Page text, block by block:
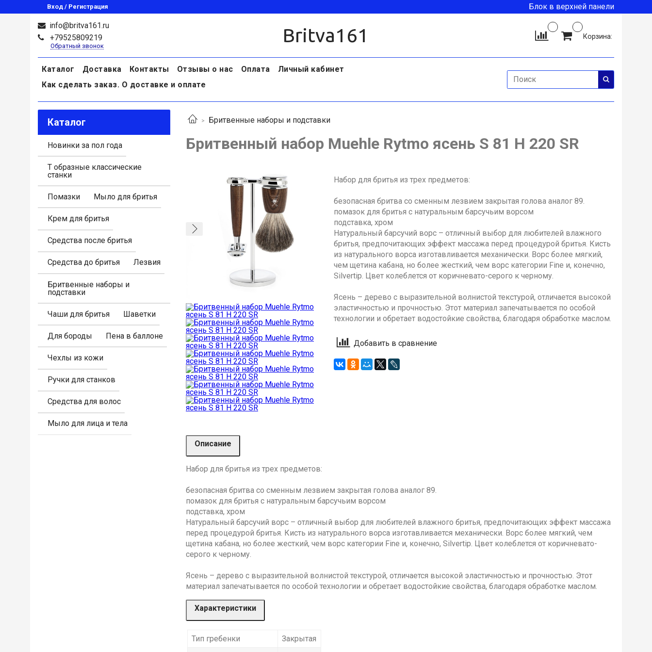
Вход / Регистрация Блок в верхней панели
info@britva161.ru
+79525809219
Обратный звонок Britva161 Корзина:
Каталог Доставка Контакты Отзывы о нас Оплата
Личный кабинет
Как сделать заказ. О доставке и оплате
Бритвенные наборы и подставки
Бритвенный набор Muehle Rytmo ясень S 81 H 220 SR
Набор для бритья из трех предметов:
безопасная бритва со сменным лезвием закрытая голова аналог 89.
помазок для бритья с натуральным барсучьим ворсом
подставка, хром
Натуральный барсучий ворс – отличный выбор для любителей влажного
бритья, предпочитающих эффект массажа перед процедурой бритья. Кисть
из натурального ворса изготавливается механически. Ворс более мягкий,
чем щетина кабана, но более жесткий, чем ворс категории Fine и, конечно,
Silvertip. Цвет колеблется от коричневато-серого к черному.
Ясень – дерево с выразительной волнистой текстурой, отличается высокой
эластичностью и прочностью. Этот материал запечатывается по особой
технологии и обретает водостойкие свойства, благодаря обработке маслом.
Добавить в сравнение
Описание
Набор для бритья из трех предметов:
безопасная бритва со сменным лезвием закрытая голова аналог 89.
помазок для бритья с натуральным барсучьим ворсом
подставка, хром
Натуральный барсучий ворс – отличный выбор для любителей влажного бритья, предпочитающих эффект массажа
перед процедурой бритья. Кисть из натурального ворса изготавливается механически. Ворс более мягкий, чем
щетина кабана, но более жесткий, чем ворс категории Fine и, конечно, Silvertip. Цвет колеблется от коричневато-
серого к черному.
Ясень – дерево с выразительной волнистой текстурой, отличается высокой эластичностью и прочностью. Этот
материал запечатывается по особой технологии и обретает водостойкие свойства, благодаря обработке маслом.
Характеристики
Тип гребенки
Закрытая
Каталог
Новинки за пол года
Т образные классические
станки
Помазки Мыло для бритья
Крем для бритья
Средства после бритья
Средства до бритья Лезвия
Бритвенные наборы и
подставки
Чаши для бритья Шаветки
Для бороды Пена в баллоне
Чехлы из кожи
Ручки для станков
Средства для волос
Мыло для лица и тела